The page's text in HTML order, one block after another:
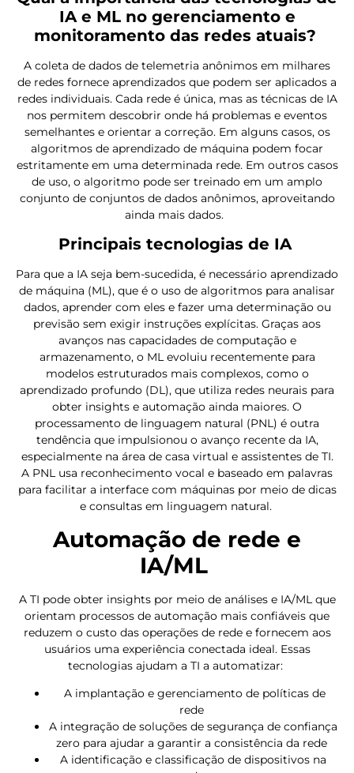
IA e ML no gerenciamento e
monitoramento das redes atuais?
A coleta de dados de telemetria anônimos em milhares
de redes fornece aprendizados que podem ser aplicados a
redes individuais. Cada rede é única, mas as técnicas de IA
nos permitem descobrir onde há problemas e eventos
semelhantes e orientar a correção. Em alguns casos, os
algoritmos de aprendizado de máquina podem focar
estritamente em uma determinada rede. Em outros casos
de uso, o algoritmo pode ser treinado em um amplo
conjunto de conjuntos de dados anônimos, aproveitando
ainda mais dados.
Principais tecnologias de IA
Para que a IA seja bem-sucedida, é necessário aprendizado
de máquina (ML), que é o uso de algoritmos para analisar
dados, aprender com eles e fazer uma determinação ou
previsão sem exigir instruções explícitas. Graças aos
avanços nas capacidades de computação e
armazenamento, o ML evoluiu recentemente para
modelos estruturados mais complexos, como o
aprendizado profundo (DL), que utiliza redes neurais para
obter insights e automação ainda maiores. O
processamento de linguagem natural (PNL) é outra
tendência que impulsionou o avanço recente da IA,
especialmente na área de casa virtual e assistentes de TI.
A PNL usa reconhecimento vocal e baseado em palavras
para facilitar a interface com máquinas por meio de dicas
e consultas em linguagem natural.
Automação de rede e
IA/ML
A TI pode obter insights por meio de análises e IA/ML que
orientam processos de automação mais confiáveis que
reduzem o custo das operações de rede e fornecem aos
usuários uma experiência conectada ideal. Essas
tecnologias ajudam a TI a automatizar:
A implantação e gerenciamento de políticas de
rede
A integração de soluções de segurança de confiança
zero para ajudar a garantir a consistência da rede
A identificação e classificação de dispositivos na